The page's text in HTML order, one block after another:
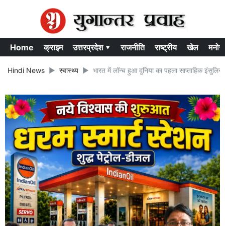
Home क्राइम उत्तरप्रदेश ▾ राजनीति राष्ट्रीय खेल
Hindi News स्वास्थ्य भारत में लॉन्च हुआ दुनिया का पहला साप्ताहिक